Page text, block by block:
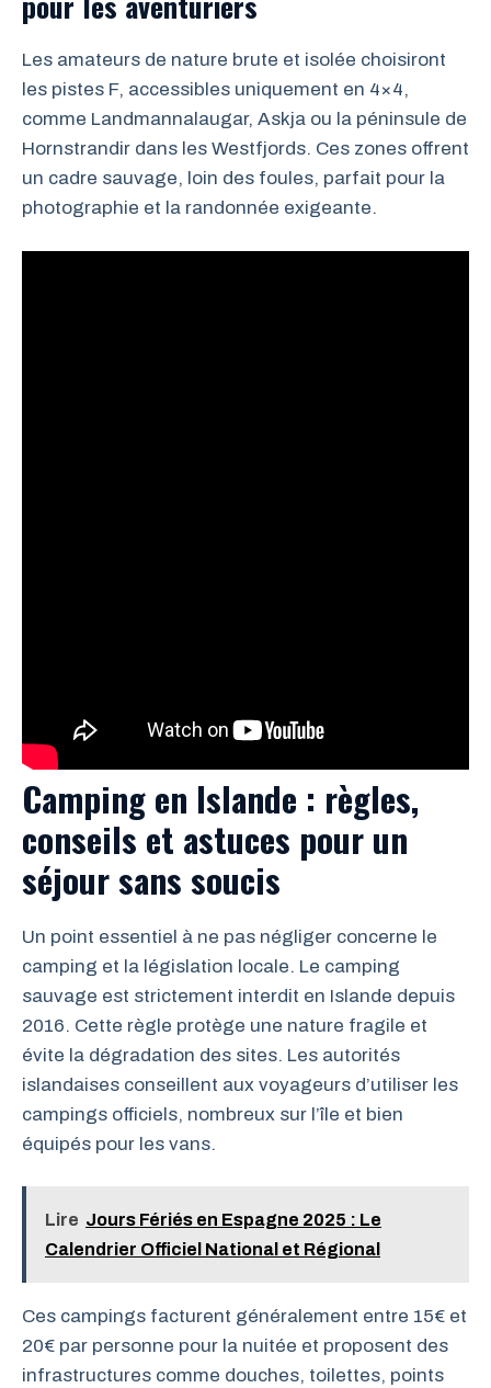
Les amateurs de nature brute et isolée choisiront
les pistes F, accessibles uniquement en 4×4,
comme Landmannalaugar, Askja ou la péninsule de
Hornstrandir dans les Westfjords. Ces zones offrent
un cadre sauvage, loin des foules, parfait pour la
photographie et la randonnée exigeante.
Camping en Islande : règles,
conseils et astuces pour un
séjour sans soucis
Un point essentiel à ne pas négliger concerne le
camping et la législation locale. Le camping
sauvage est strictement interdit en Islande depuis
2016. Cette règle protège une nature fragile et
évite la dégradation des sites. Les autorités
islandaises conseillent aux voyageurs d’utiliser les
campings officiels, nombreux sur l’île et bien
équipés pour les vans.
Lire Jours Fériés en Espagne 2025 : Le
Calendrier Officiel National et Régional
Ces campings facturent généralement entre 15€ et
20€ par personne pour la nuitée et proposent des
infrastructures comme douches, toilettes, points